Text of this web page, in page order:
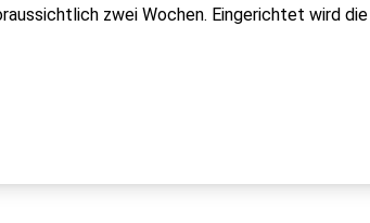
zwei Wochen. Eingerichtet wird